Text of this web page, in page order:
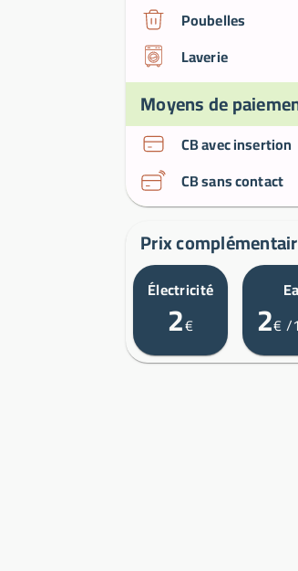
Poubelles
Laverie
Moyens de
CB avec insertion
CB sans contact
Prix
Électricité
2€ 2€/